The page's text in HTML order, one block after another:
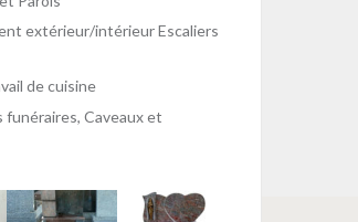
extérieur/intérieur Escaliers
de cuisine
funéraires, Caveaux et